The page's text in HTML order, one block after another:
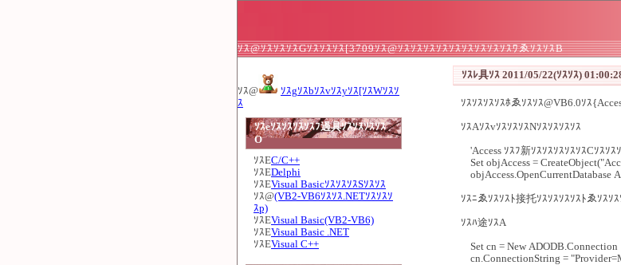
ｿｽ@ｿｽｿｽｿｽGｿｽｿｽｿｽ[3709ｿｽ@ｿｽｿｽｿｽｿｽｿｽｿｽｿｽｿｽｿｽﾜゑｿｽｿｽB
ｿｽ@
ｿｽgｿｽbｿｽvｿｽyｿｽ[ｿｽWｿｽｿ
ｽ
ｿｽeｿｽｿｽｿｽｿｽﾌ過具ｿｽｿｽｿｽｿｽ
O
ｿｽEC/C++
ｿｽEDelphi
ｿｽEVisual BasicｿｽｿｽｿｽSｿｽｿｽ
ｿｽ@(VB2-VB6ｿｽｿｽ.NETｿｽｿｽｿ
ｽp)
ｿｽEVisual Basic(VB2-VB6)
ｿｽEVisual Basic .NET
ｿｽEVisual C++
ｿｽﾚ具ｿｽ 2011/05/22(ｿｽｿｽ)
ｿｽｿｽｿｽｿｽﾎゑｿｽｿｽ@VB6.0ｿｽ
ｿｽAｿｽvｿｽｿｽｿｽNｿｽｿｽｿｽｿｽ
'Access ｿｽﾌ新ｿｽｿｽｿｽｿｽｿｽCｿｽｿｽ
Set objAccess =
objAccess.OpenCurrentDatabase
ｿｽﾆゑｿｽｿｽﾄ接托ｿｽｿｽｿｽｿｽﾄゑｿｽｿ
ｿｽﾊ途ｿｽA
Set cn = New ADODB.Connection
cn.ConnectionString =